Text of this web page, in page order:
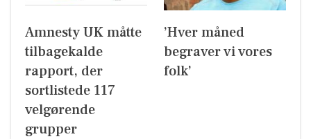
Amnesty UK måtte
tilbagekalde
rapport, der
sortlistede 117
velgørende
grupper
’Hver måned
begraver vi vores
folk’